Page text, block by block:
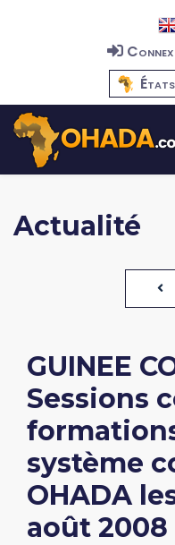
Actualité
GUINEE
Sessions
système
OHADA
août 2008